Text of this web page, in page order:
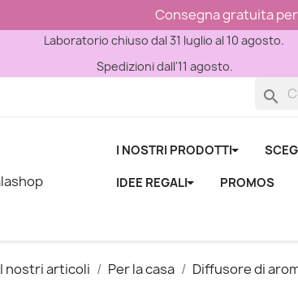
Consegna gratuita
Laboratorio chiuso dal 31 luglio al 10 agosto.
Spedizioni dall'11 agosto.
search
I NOSTRI PRODOTTI
IDEE REGALI
PROMOS
I nostri articoli Per la casa Diffusore di